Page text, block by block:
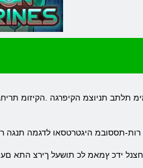
.רות-תססובמ היגטרטסאו לדגמה תנגה
.חצנל ידכ ץמאמ לכ תושעל ךירצ התא